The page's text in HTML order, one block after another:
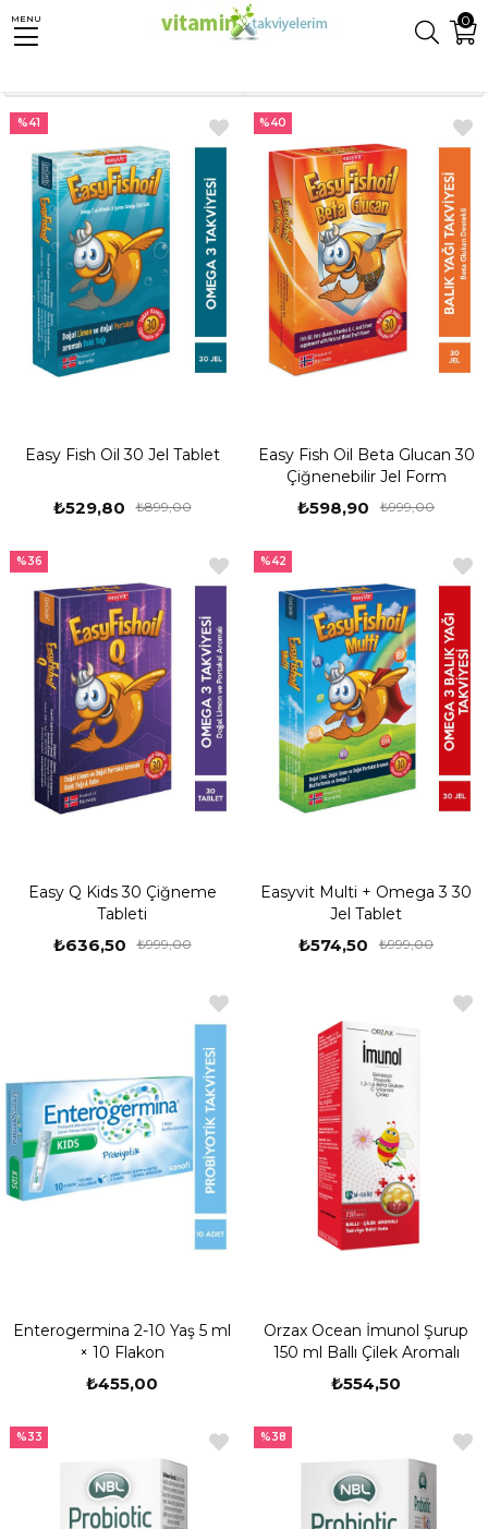
0
MENU
Anasayfa Anne - Bebek Bebek Gıda Takviyeleri
Easy Fish Oil 30 Jel Tablet
₺529,80 ₺899,00
%41
Easy Fish Oil Beta Glucan 30
Çiğnenebilir Jel Form
₺598,90 ₺999,00
%40
Easy Q Kids 30 Çiğneme
Tableti
₺636,50 ₺999,00
%36
Easyvit Multi + Omega 3 30
Jel Tablet
₺574,50 ₺999,00
%42
Enterogermina 2-10 Yaş 5 ml
× 10 Flakon
₺455,00
Orzax Ocean İmunol Şurup
150 ml Ballı Çilek Aromalı
₺554,50
%33 %38